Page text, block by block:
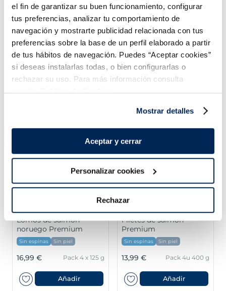
el fin de garantizar su buen funcionamiento, configurar
tus preferencias, analizar tu comportamiento de
navegación y mostrarte publicidad relacionada con tus
preferencias sobre la base de un perfil elaborado a partir
de tus hábitos de navegación. Puedes “Aceptar cookies”
si deseas instalarlas todas, o bien configurarlas o
rechazar su uso. Para más información consulta
nuestraPolítica de Cookies.
Mostrar detalles
Aceptar y cerrar
Personalizar cookies
Rechazar
COMBINABLE
Añadir Añadir
Lomos de salmón
noruego Premium
Sin espinas Sin piel
16,99 € Pack 4 x 125 g
Añadir
Filetes de salmón
Premium
Sin espinas Sin piel
13,99 € Pack 4u 400 g
Añadir